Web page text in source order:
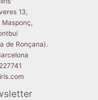
13,
Masponç,
de Ronçana).